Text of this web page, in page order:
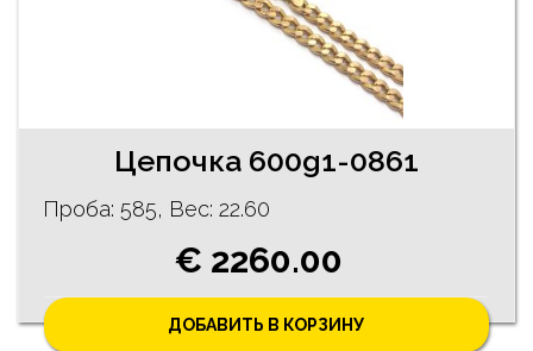
Цепочка 600g1-0861
Проба: 585, Bес: 22.60
€ 2260.00
ДОБАВИТЬ В КОРЗИНУ